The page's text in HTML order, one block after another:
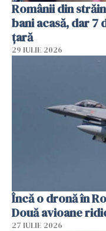
Românii din
bani acasă, dar 7
țară
29 IULIE 2026
Încă o dronă în
Două avioane
27 IULIE 2026